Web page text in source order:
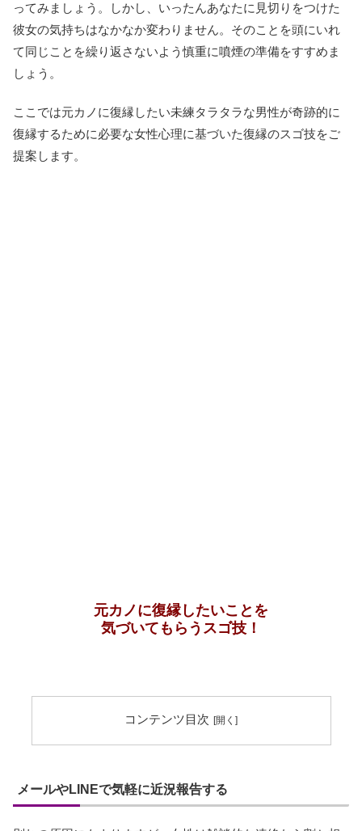
ってみましょう。しかし、いったんあなたに見切りをつけた
彼女の気持ちはなかなか変わりません。そのことを頭にいれ
て同じことを繰り返さないよう慎重に噴煙の準備をすすめま
しょう。
ここでは元カノに復縁したい未練タラタラな男性が奇跡的に
復縁するために必要な女性心理に基づいた復縁のスゴ技をご
提案します。
元カノに復縁したいことを
気づいてもらうスゴ技！
コンテンツ目次
メールやLINEで気軽に近況報告する